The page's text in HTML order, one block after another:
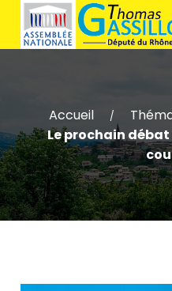
Accueil /
Le prochain